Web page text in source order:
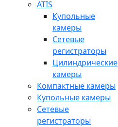
ATIS
Купольные
камеры
Сетевые
регистраторы
Цилиндрические
камеры
Компактные камеры
Купольные камеры
Сетевые
регистраторы